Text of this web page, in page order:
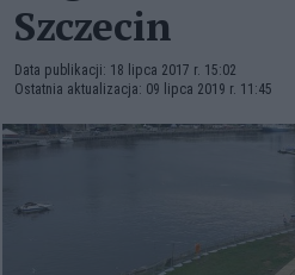
Szczecin
Data publikacji: 18 lipca 2017 r. 15:02
Ostatnia aktualizacja: 09 lipca 2019 r. 11:45